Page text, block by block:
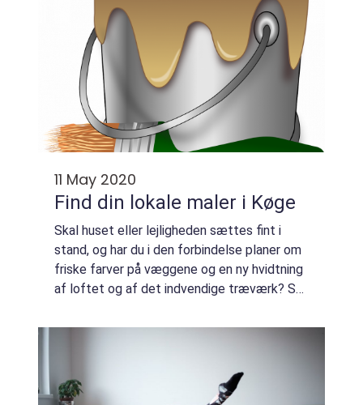
11 May 2020
Find din lokale maler i Køge
Skal huset eller lejligheden sættes fint i
stand, og har du i den forbindelse planer om
friske farver på væggene og en ny hvidtning
af loftet og af det indvendige træværk? Så